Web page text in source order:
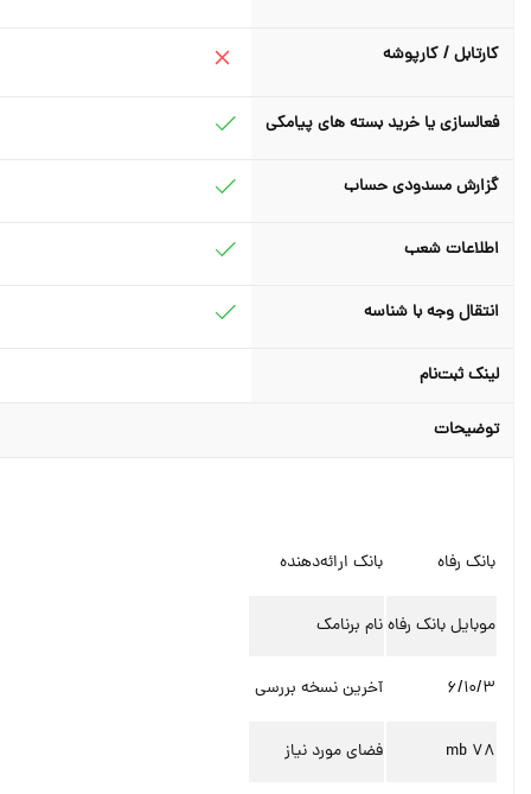
کارتابل / کارپوشه
فعالسازی یا خرید بسته های پیامکی
گزارش مسدودی حساب
اطلاعات شعب
انتقال وجه با شناسه
لینک ثبت‌نام
توضیحات
بانک رفاه بانک ارائه‌دهنده
موبایل بانک رفاه نام برنامک
6/10/3 آخرین نسخه بررسی
فضای مورد نیاز